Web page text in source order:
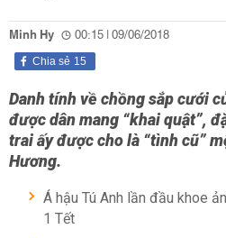
Minh Hy 00:15 | 09/06/2018
15
Chia sẻ
Danh tính về chồng sắp cưới
được dân mang “khai quật”,
trai ấy được cho là “tình cũ”
Hương.
Á hậu Tú Anh lần đầu khoe
1 Tết